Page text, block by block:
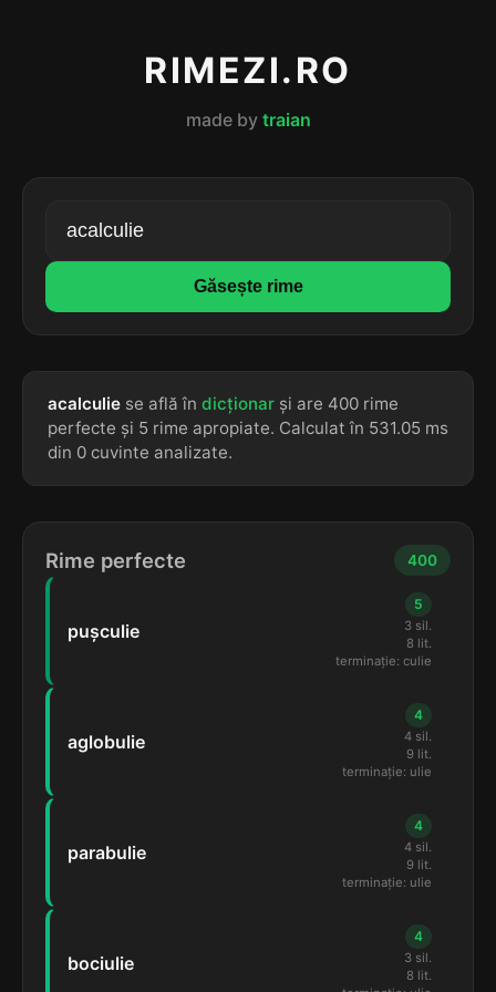
RIMEZI.RO
made by traian
Găsește rime
acalculie se află în dicționar și are 400 rime
perfecte și 5 rime apropiate. Calculat în 531.05 ms
din 0 cuvinte analizate.
Rime perfecte 400
pușculie
5
3 sil.
8 lit.
terminație: culie
aglobulie
4
4 sil.
9 lit.
terminație: ulie
parabulie
4
4 sil.
9 lit.
terminație: ulie
bociulie
4
3 sil.
8 lit.